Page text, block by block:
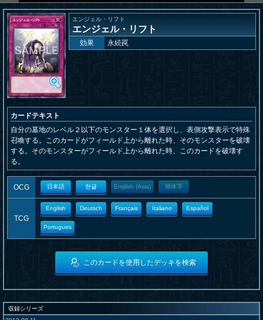
エンジェル・リフト
エンジェル・リフト
効果 永続罠
カードテキスト
自分の墓地のレベル２以下のモンスター１体を選択し、表側攻撃表示で特殊
召喚する。このカードがフィールド上から離れた時、そのモンスターを破壊
する。そのモンスターがフィールド上から離れた時、このカードを破壊す
る。
OCG 日本語 한글 English (Asia) 簡体字
TCG
English Deutsch Français Italiano Español
Portugues
このカードを使用したデッキを検索
収録シリーズ